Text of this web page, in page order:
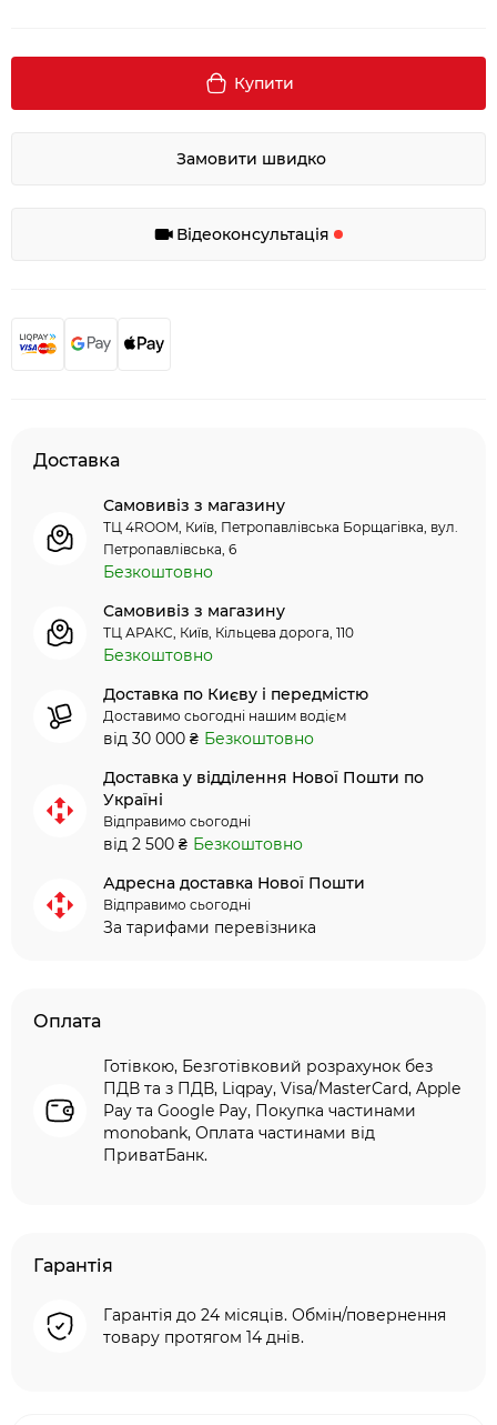
Купити
Замовити швидко
Відеоконсультація
Доставка
Самовивіз з магазину
ТЦ 4ROOM, Київ, Петропавлівська Борщагівка, вул.
Петропавлівська, 6
Безкоштовно
Самовивіз з магазину
ТЦ АРАКС, Київ, Кільцева дорога, 110
Безкоштовно
Доставка по Києву і передмістю
Доставимо сьогодні нашим водієм
від 30 000 ₴ Безкоштовно
Доставка у відділення Нової Пошти по
Україні
Відправимо сьогодні
від 2 500 ₴ Безкоштовно
Адресна доставка Нової Пошти
Відправимо сьогодні
За тарифами перевізника
Оплата
Готівкою, Безготівковий розрахунок без
ПДВ та з ПДВ, Liqpay, Visa/MasterCard, Apple
Pay та Google Pay, Покупка частинами
monobank, Оплата частинами від
ПриватБанк.
Гарантія
Гарантія до 24 місяців. Обмін/повернення
товару протягом 14 днів.